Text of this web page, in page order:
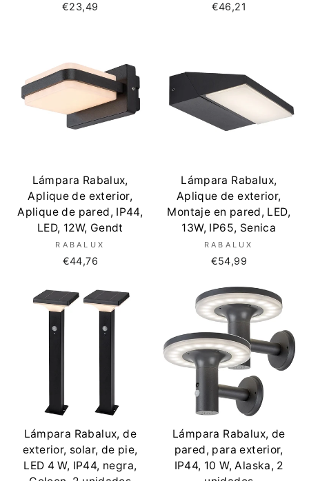
€23,49 €46,21
Lámpara Rabalux,
Aplique de exterior,
Aplique de pared, IP44,
LED, 12W, Gendt
RABALUX
€44,76
Lámpara Rabalux,
Aplique de exterior,
Montaje en pared, LED,
13W, IP65, Senica
RABALUX
€54,99
Lámpara Rabalux, de
exterior, solar, de pie,
LED 4 W, IP44, negra,
Lámpara Rabalux, de
pared, para exterior,
IP44, 10 W, Alaska, 2